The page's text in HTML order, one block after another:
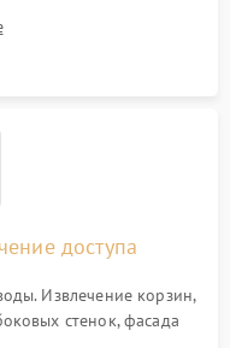
вращения
системы защиты
доступа
Извлечение корзин,
стенок, фасада